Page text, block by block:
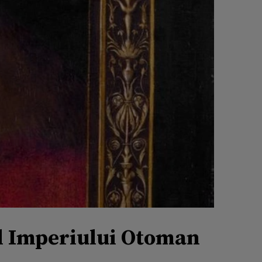
Imperiului Otoman